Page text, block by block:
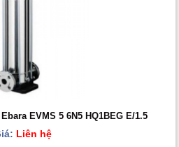
EVMS 5 6N5 HQ1BEG E/1.5
Liên hệ